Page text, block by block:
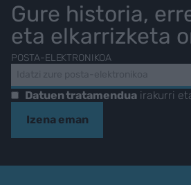
Gure historia,
eta elkarrizketa
POSTA-ELEKTRONIKOA
Datuen tratamenduairakurri
Izena eman